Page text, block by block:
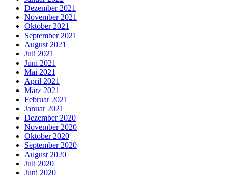
Dezember 2021
November 2021
Oktober 2021
September 2021
August 2021
Juli 2021
Juni 2021
Mai 2021
April 2021
März 2021
Februar 2021
Januar 2021
Dezember 2020
November 2020
Oktober 2020
September 2020
August 2020
Juli 2020
Juni 2020